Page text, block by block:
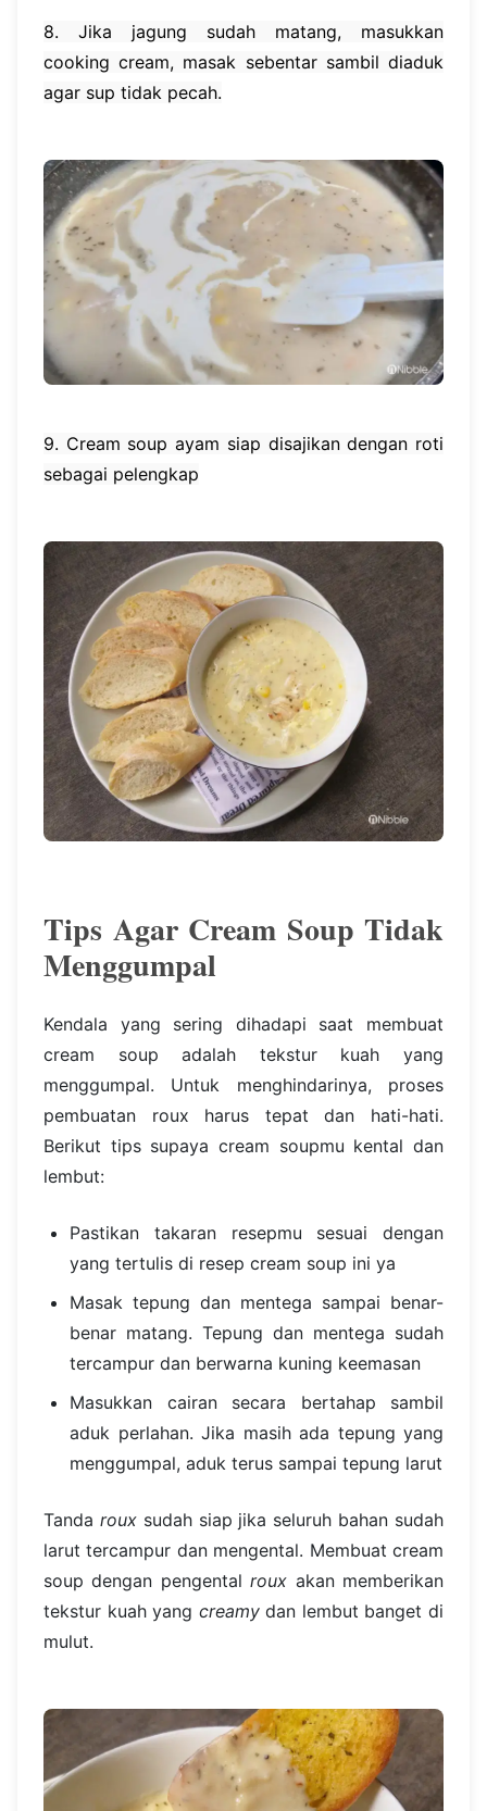
8. Jika jagung sudah matang, masukkan
cooking cream, masak sebentar sambil diaduk
agar sup tidak pecah.
9. Cream soup ayam siap disajikan dengan roti
sebagai pelengkap
Tips Agar Cream Soup Tidak
Menggumpal
Kendala yang sering dihadapi saat membuat
cream soup adalah tekstur kuah yang
menggumpal. Untuk menghindarinya, proses
pembuatan roux harus tepat dan hati-hati.
Berikut tips supaya cream soupmu kental dan
lembut:
Pastikan takaran resepmu sesuai dengan
yang tertulis di resep cream soup ini ya
Masak tepung dan mentega sampai benar-
benar matang. Tepung dan mentega sudah
tercampur dan berwarna kuning keemasan
Masukkan cairan secara bertahap sambil
aduk perlahan. Jika masih ada tepung yang
menggumpal, aduk terus sampai tepung larut
Tanda rouxsudah siap jika seluruh bahan sudah
larut tercampur dan mengental. Membuat cream
soup dengan pengentalroux akan memberikan
tekstur kuah yang creamydan lembut banget di
mulut.